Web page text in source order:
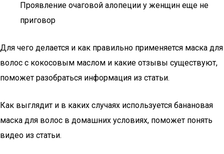
Проявление очаговой алопеции у женщин еще не
приговор
Для чего делается и как правильно применяется маска для
волос с кокосовым маслом и какие отзывы существуют,
поможет разобраться информация из статьи.
Как выглядит и в каких случаях используется банановая
маска для волос в домашних условиях, поможет понять
видео из статьи.